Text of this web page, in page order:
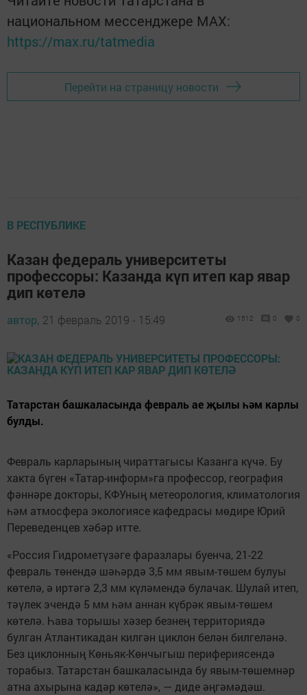
национальном мессенджере MАХ:
https://max.ru/tatmedia
Перейти на страницу новости
В РЕСПУБЛИКЕ
Казан федераль университеты
профессоры: Казанда күп итеп кар явар
дип көтелә
автор, 21 февраль 2019 - 15:49 1512 0 0
Татарстан башкаласында февраль ае җылы һәм карлы
булды.
Февраль карларының чираттагысы Казанга күчә. Бу
хакта бүген «Татар-информ»га профессор, география
фәннәре докторы, КФУның метеорология, климатология
һәм атмосфера экологиясе кафедрасы мөдире Юрий
Переведенцев хәбәр итте.
«Россия Гидрометүзәге фаразлары буенча, 21-22
февраль төнендә шәһәрдә 3,5 мм явым-төшем булуы
көтелә, ә иртәгә 2,3 мм күләмендә булачак. Шулай итеп,
тәүлек эчендә 5 мм һәм аннан күбрәк явым-төшем
көтелә. Һава торышы хәзер безнең территориядә
булган Атлантикадан килгән циклон белән билгеләнә.
Без циклонның Көньяк-Көнчыгыш перифериясендә
торабыз. Татарстан башкаласында бу явым-төшемнәр
атна ахырына кадәр көтелә», — диде әңгәмәдәш.